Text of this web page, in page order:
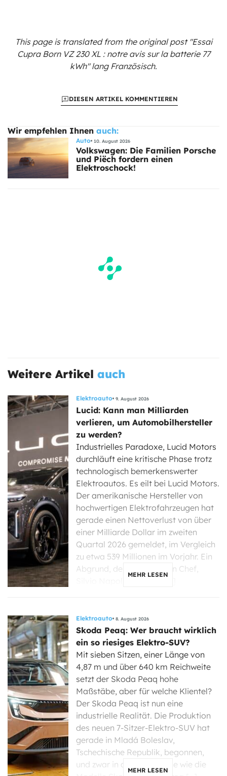
This page is translated from the originalpost "Essai
Cupra Born VZ 230 XL : notre avis sur la batterie 77
kWh"lang Französisch.
DIESEN ARTIKEL KOMMENTIEREN
Wir empfehlen Ihnen auch:
Auto 10. August 2026
Volkswagen: Die Familien Porsche
und Piëch fordern einen
Elektroschock!
Weitere Artikel auch
Elektroauto 9. August 2026
Lucid: Kann man Milliarden
verlieren, um Automobilhersteller
zu werden?
Industrielles Paradoxe, Lucid Motors
durchläuft eine kritische Phase trotz
technologisch bemerkenswerter
Elektroautos. Es eilt bei Lucid Motors.
Der amerikanische Hersteller von
hochwertigen Elektrofahrzeugen hat
gerade einen Nettoverlust von über
einer Milliarde Dollar im zweiten
Quartal 2026 gemeldet, im Vergleich
zu etwa 539 Millionen im Vorjahr. Ein
Abgrund, der seinen neuen Chef,
MEHR LESEN
Elektroauto 8. August 2026
Skoda Peaq: Wer braucht wirklich
ein so riesiges Elektro-SUV?
Mit sieben Sitzen, einer Länge von
4,87 m und über 640 km Reichweite
setzt der Skoda Peaq hohe
Maßstäbe, aber für welche Klientel?
Der Skoda Peaq ist nun eine
industrielle Realität. Die Produktion
des neuen 7-Sitzer-Elektro-SUV hat
gerade in Mladá Boleslav,
Tschechische Republik, begonnen,
und zwar in derselben Linie wie die
MEHR LESEN